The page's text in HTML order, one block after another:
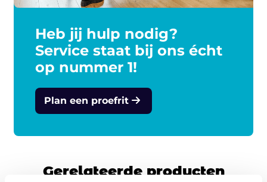
Heb jij hulp nodig?
Service staat bij ons écht
op nummer 1!
Plan een proefrit
Gerelateerde producten